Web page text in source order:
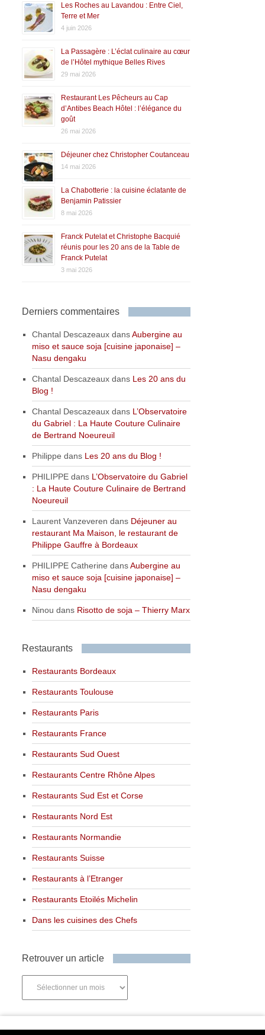
Les Roches au Lavandou : Entre Ciel,
Terre et Mer
4 juin 2026
La Passagère : L’éclat culinaire au cœur
de l’Hôtel mythique Belles Rives
29 mai 2026
Restaurant Les Pêcheurs au Cap
d’Antibes Beach Hôtel : l’élégance du
goût
26 mai 2026
Déjeuner chez Christopher Coutanceau
14 mai 2026
La Chabotterie : la cuisine éclatante de
Benjamin Patissier
8 mai 2026
Franck Putelat et Christophe Bacquié
réunis pour les 20 ans de la Table de
Franck Putelat
3 mai 2026
Derniers commentaires
Chantal Descazeaux dansAubergine au
miso et sauce soja [cuisine japonaise] –
Nasu dengaku
Chantal Descazeaux dans Les 20 ans du
Blog !
Chantal Descazeaux dans L’Observatoire
du Gabriel : La Haute Couture Culinaire
de Bertrand Noeureuil
Philippe dans Les 20 ans du Blog !
PHILIPPE dans L’Observatoire du Gabriel
: La Haute Couture Culinaire de Bertrand
Noeureuil
Laurent Vanzeveren dans Déjeuner au
restaurant Ma Maison, le restaurant de
Philippe Gauffre à Bordeaux
PHILIPPE Catherine dansAubergine au
miso et sauce soja [cuisine japonaise] –
Nasu dengaku
Ninou dans Risotto de soja – Thierry Marx
Restaurants
Restaurants Bordeaux
Restaurants Toulouse
Restaurants Paris
Restaurants France
Restaurants Sud Ouest
Restaurants Centre Rhône Alpes
Restaurants Sud Est et Corse
Restaurants Nord Est
Restaurants Normandie
Restaurants Suisse
Restaurants à l’Etranger
Restaurants Etoilés Michelin
Dans les cuisines des Chefs
Retrouver un article